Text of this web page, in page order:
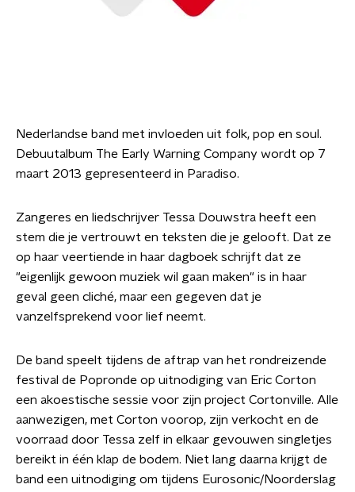
Nederlandse band met invloeden uit folk, pop en soul.
Debuutalbum The Early Warning Company wordt op 7
maart 2013 gepresenteerd in Paradiso.
Zangeres en liedschrijver Tessa Douwstra heeft een
stem die je vertrouwt en teksten die je gelooft. Dat ze
op haar veertiende in haar dagboek schrijft dat ze
"eigenlijk gewoon muziek wil gaan maken" is in haar
geval geen cliché, maar een gegeven dat je
vanzelfsprekend voor lief neemt.
De band speelt tijdens de aftrap van het rondreizende
festival de Popronde op uitnodiging van Eric Corton
een akoestische sessie voor zijn project Cortonville. Alle
aanwezigen, met Corton voorop, zijn verkocht en de
voorraad door Tessa zelf in elkaar gevouwen singletjes
bereikt in één klap de bodem. Niet lang daarna krijgt de
band een uitnodiging om tijdens Eurosonic/Noorderslag